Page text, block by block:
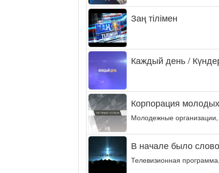
Заң тілімен
Каждый день /
Корпорация
Молодежные
В начале было
Телевизионная